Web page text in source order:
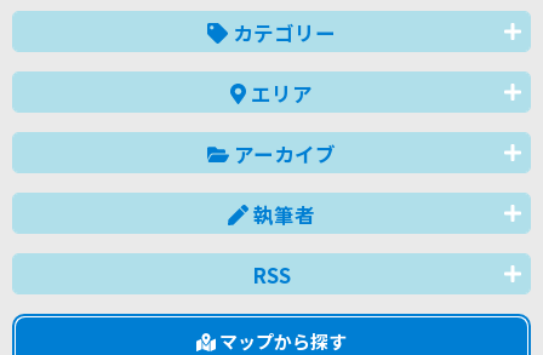
カテゴリー
エリア
アーカイブ
執筆者
RSS
マップから探す